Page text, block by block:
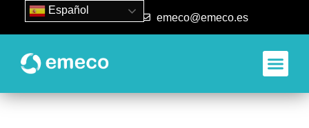
93 840 50 80 emeco@emeco.es
Español